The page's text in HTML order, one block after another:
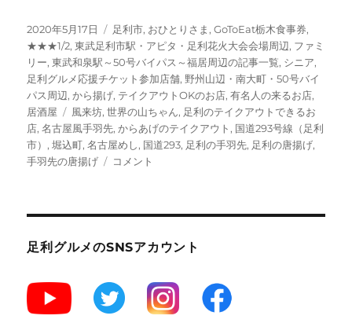
投
稿
日:
2020年5月17日
カ
テ
ゴ
リ
ー
足利市, おひとりさま,GoToEat栃木食事券,
★★★1/2,東武足利市駅・アピタ・足利花火大会会場周辺, ファミ
リー,東武和泉駅～50号バイパス～福居周辺の記事一覧, シニア,
足利グルメ応援チケット参加店舗, 野州山辺・南大町・50号バイ
パス周辺,から揚げ, テイクアウトOKのお店,有名人の来るお店,
居酒屋
タ
グ
風来坊,世界の山ちゃん, 足利のテイクアウトできるお
店,名古屋風手羽先,からあげのテイクアウト, 国道293号線（足利
市）,堀込町,名古屋めし, 国道293, 足利の手羽先, 足利の唐揚げ,
手羽先の唐揚げ
【足
古
手
羽
コメント
足利グルメのSNSアカウント